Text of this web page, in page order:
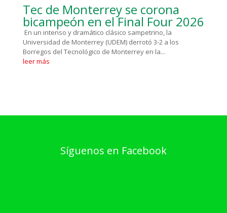
Tec de Monterrey se corona
bicampeón en el Final Four 2026
En un intenso y dramático clásico sampetrino, la
Universidad de Monterrey (UDEM) derrotó 3-2 a los
Borregos del Tecnológico de Monterrey en la...
leer más
Síguenos en Facebook